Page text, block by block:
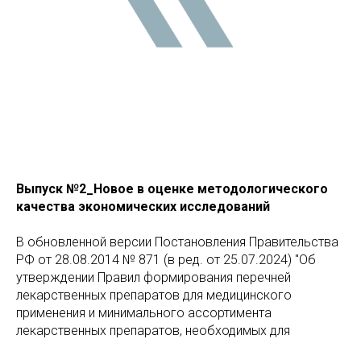
Выпуск №2_Новое в оценке методологического
качества экономических исследований
В обновленной версии Постановления Правительства
РФ от 28.08.2014 № 871 (в ред. от 25.07.2024) "Об
утверждении Правил формирования перечней
лекарственных препаратов для медицинского
применения и минимального ассортимента
лекарственных препаратов, необходимых для